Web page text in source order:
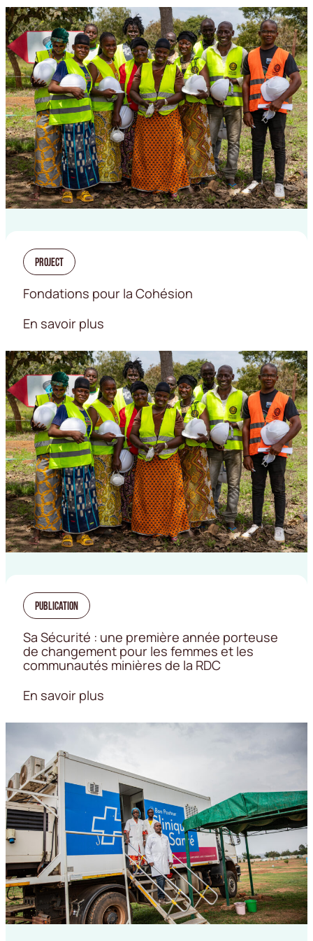
Project
Fondations pour la Cohésion
En savoir plus
Publication
Sa Sécurité : une première année porteuse
de changement pour les femmes et les
communautés minières de la RDC
En savoir plus